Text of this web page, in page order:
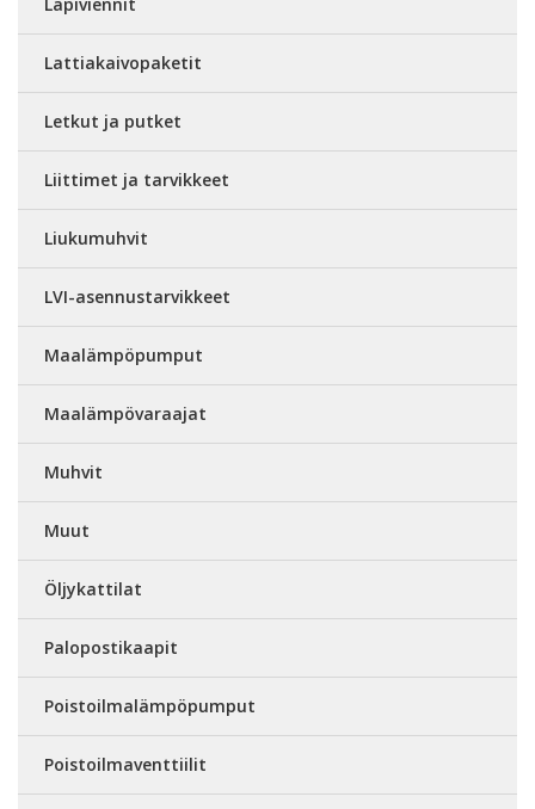
Lattiakaivopaketit
Letkut ja putket
Liittimet ja tarvikkeet
Liukumuhvit
LVI-asennustarvikkeet
Maalämpöpumput
Maalämpövaraajat
Muhvit
Muut
Öljykattilat
Palopostikaapit
Poistoilmalämpöpumput
Poistoilmaventtiilit